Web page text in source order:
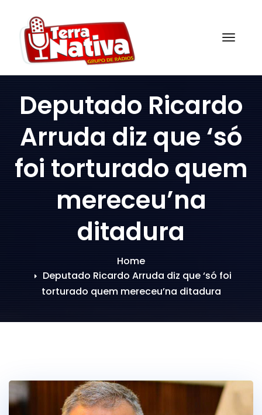
content
Deputado Ricardo
Arruda diz que ‘só
foi torturado quem
mereceu’na
ditadura
Home
Deputado Ricardo Arruda diz que ‘só foi
torturado quem mereceu’na ditadura